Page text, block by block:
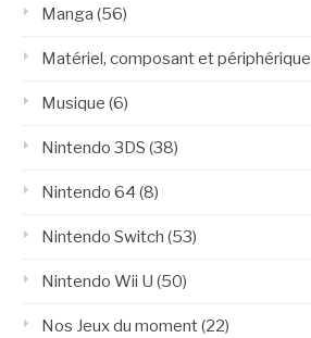
Manga (56)
Matériel, composant et périphérique
Musique (6)
Nintendo 3DS (38)
Nintendo 64 (8)
Nintendo Switch (53)
Nintendo Wii U (50)
Nos Jeux du moment(22)